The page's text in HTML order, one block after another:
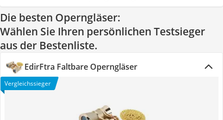
Die besten Operngläser:
Wählen Sie Ihren persönlichen Testsieger
aus der Bestenliste.
EdirFtra Faltbare Operngläser
Vergleichssieger